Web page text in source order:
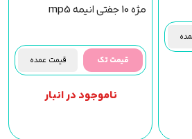
مژه 10 جفتی انیمه mp5
قیمت تک قیمت عمده
ناموجود در انبار